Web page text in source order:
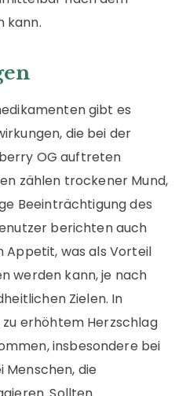
kann.
gibt es
die bei der
OG auftreten
zählen trockener Mund,
Beeinträchtigung des
berichten auch
Appetit, was als Vorteil
werden kann, je nach
Zielen. In
erhöhtem Herzschlag
insbesondere bei
Menschen, die